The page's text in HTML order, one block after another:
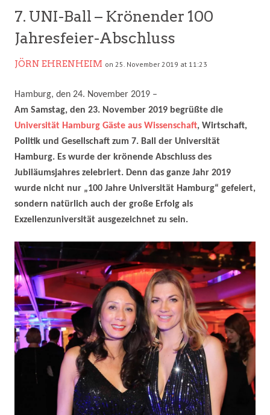
7. UNI-Ball – Krönender 100
Jahresfeier-Abschluss
JÖRN EHRENHEIM on 25. November 2019 at 11:23
Hamburg, den 24. November 2019 –
Am Samstag, den 23. November 2019 begrüßte die
Universität Hamburg Gäste aus Wissenschaft, Wirtschaft,
Politik und Gesellschaft zum 7. Ball der Universität
Hamburg. Es wurde der krönende Abschluss des
Jubiläumsjahres zelebriert. Denn das ganze Jahr 2019
wurde nicht nur „100 Jahre Universität Hamburg“ gefeiert,
sondern natürlich auch der große Erfolg als
Exzellenzuniversität ausgezeichnet zu sein.